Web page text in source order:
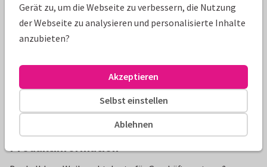
Produktinformation
Gerät zu, um die Webseite zu verbessern, die Nutzung
der Webseite zu analysieren und personalisierte Inhalte
anzubieten?
Ablehnen
Selbst einstellen
Akzeptieren